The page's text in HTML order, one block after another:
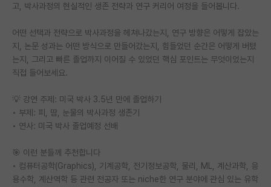
장학금/장학생 게시판
학술 정보 게시판
홍보 게시판
커리어
유학교육
이벤트
반도체 아카데미
재팬라운지 🌸
고, 박사과정의 현실적인 생존 전략과 연구 커리어 여정을 들어봅니다.
어떤 선택과 전략으로 박사과정을 헤쳐나갔는지, 연구 방향은 어떻게 잡았는
지, 논문 성과는 어떤 방식으로 만들어갔는지, 힘들었던 순간은 어떻게 버텼
는지, 그리고 빠른 졸업까지 이어질 수 있었던 핵심 포인트는 무엇이었는지
직접 들어보세요.
💡 강연 주제: 미국 박사 3.5년 만에 졸업하기
• 부제: 피, 땀, 눈물의 박사과정 생존기
• 연사: 미국 박사 졸업예정 선배
🎯 이런 분들께 추천합니다
• 컴퓨터공학(Graphics), 기계공학, 전기정보공학, 물리, ML, 계산과학, 응
용수학, 계산역학 등 관련 전공자 또는 niche한 연구 분야에 관심 있는 유학